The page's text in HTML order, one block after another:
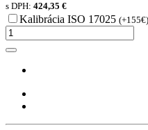
s DPH: 424,35 €
Kalibrácia ISO 17025 (+155€)